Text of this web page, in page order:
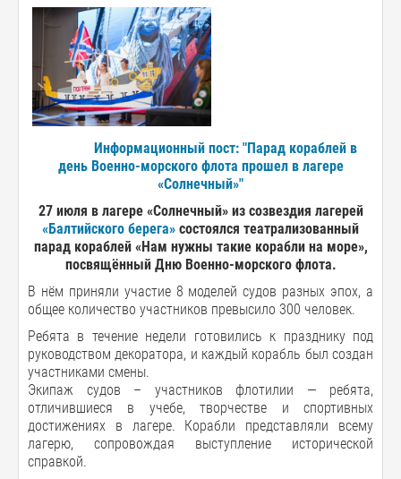
Информационный пост: "Парад кораблей в
день Военно-морского флота прошел в лагере
«Солнечный»"
27 июля в лагере «Солнечный» из созвездия лагерей
«Балтийского берега» состоялся театрализованный
парад кораблей «Нам нужны такие корабли на море»,
посвящённый Дню Военно-морского флота.
В нём приняли участие 8 моделей судов разных эпох, а
общее количество участников превысило 300 человек.
Ребята в течение недели готовились к празднику под
руководством декоратора, и каждый корабль был создан
участниками смены.
Экипаж судов – участников флотилии — ребята,
отличившиеся в учебе, творчестве и спортивных
достижениях в лагере. Корабли представляли всему
лагерю, сопровождая выступление исторической
справкой.